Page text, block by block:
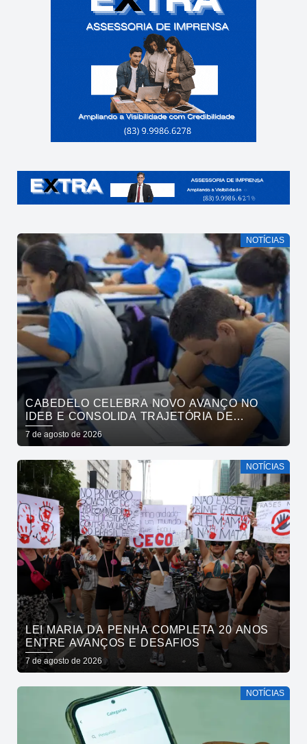
NOTÍCIAS
CABEDELO CELEBRA NOVO AVANÇO NO
IDEB E CONSOLIDA TRAJETÓRIA DE
CRESCIMENTO NA EDUCAÇÃO PÚBLICA
7 de agosto de 2026
NOTÍCIAS
LEI MARIA DA PENHA COMPLETA 20 ANOS
ENTRE AVANÇOS E DESAFIOS
7 de agosto de 2026
NOTÍCIAS